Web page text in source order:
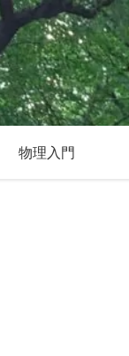
物理入門